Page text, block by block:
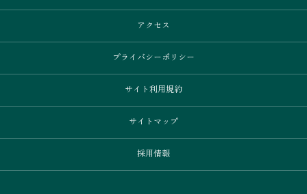
アクセス
プライバシーポリシー
サイト利用規約
サイトマップ
採用情報